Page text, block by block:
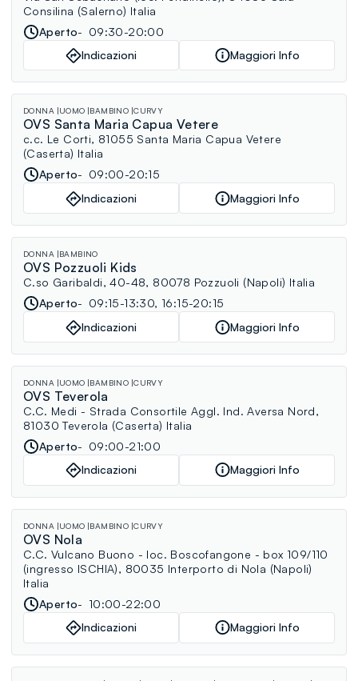
Consilina (Salerno) Italia
Aperto
09:30-20:00
Indicazioni
Maggiori Info
DONNA UOMO BAMBINO CURVY
OVS Santa Maria Capua Vetere
c.c. Le Corti, 81055 Santa Maria Capua Vetere
(Caserta) Italia
Aperto
09:00-20:15
Indicazioni
Maggiori Info
DONNA BAMBINO
OVS Pozzuoli Kids
C.so Garibaldi, 40-48, 80078 Pozzuoli (Napoli) Italia
Aperto
09:15-13:30, 16:15-20:15
Indicazioni
Maggiori Info
DONNA UOMO BAMBINO CURVY
OVS Teverola
C.C. Medi - Strada Consortile Aggl. Ind. Aversa Nord,
81030 Teverola (Caserta) Italia
Aperto
09:00-21:00
Indicazioni
Maggiori Info
DONNA UOMO BAMBINO CURVY
OVS Nola
C.C. Vulcano Buono - loc. Boscofangone - box 109/110
(ingresso ISCHIA), 80035 Interporto di Nola (Napoli)
Italia
Aperto
10:00-22:00
Indicazioni
Maggiori Info